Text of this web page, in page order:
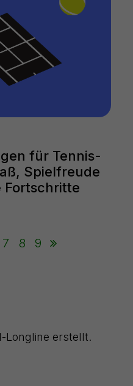
für Tennis-
Spielfreude
Fortschritte
7 8 9
Longline erstellt.